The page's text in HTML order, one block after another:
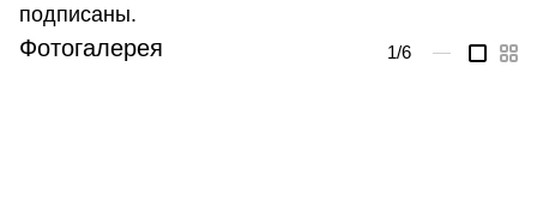
подписаны.
Фотогалерея 1/6 —